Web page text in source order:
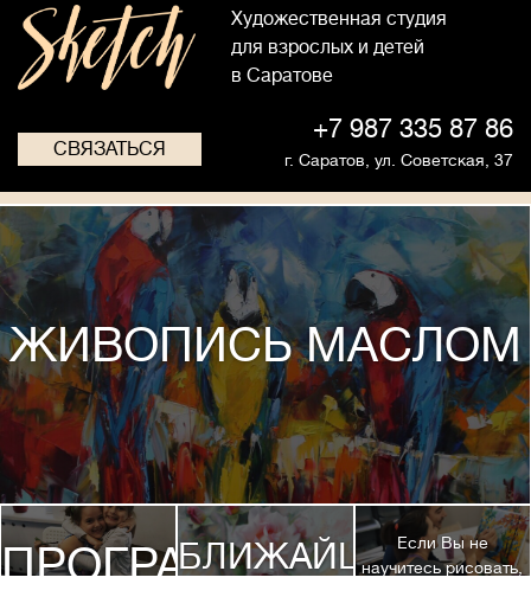
Художественная студия
для взрослых и детей
в Саратове
СВЯЗАТЬСЯ
+7 987 335 87 86
г. Саратов, ул. Советская, 37
ЖИВОПИСЬ МАСЛОМ
ПРОГРАММЫ
БЛИЖАЙШИЕЕсли Вы не
научитесь рисовать,